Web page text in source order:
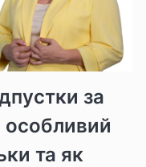
за
особливий
та як